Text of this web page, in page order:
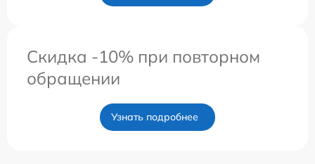
Скидка -10% при повторном
обращении
Узнать подробнее